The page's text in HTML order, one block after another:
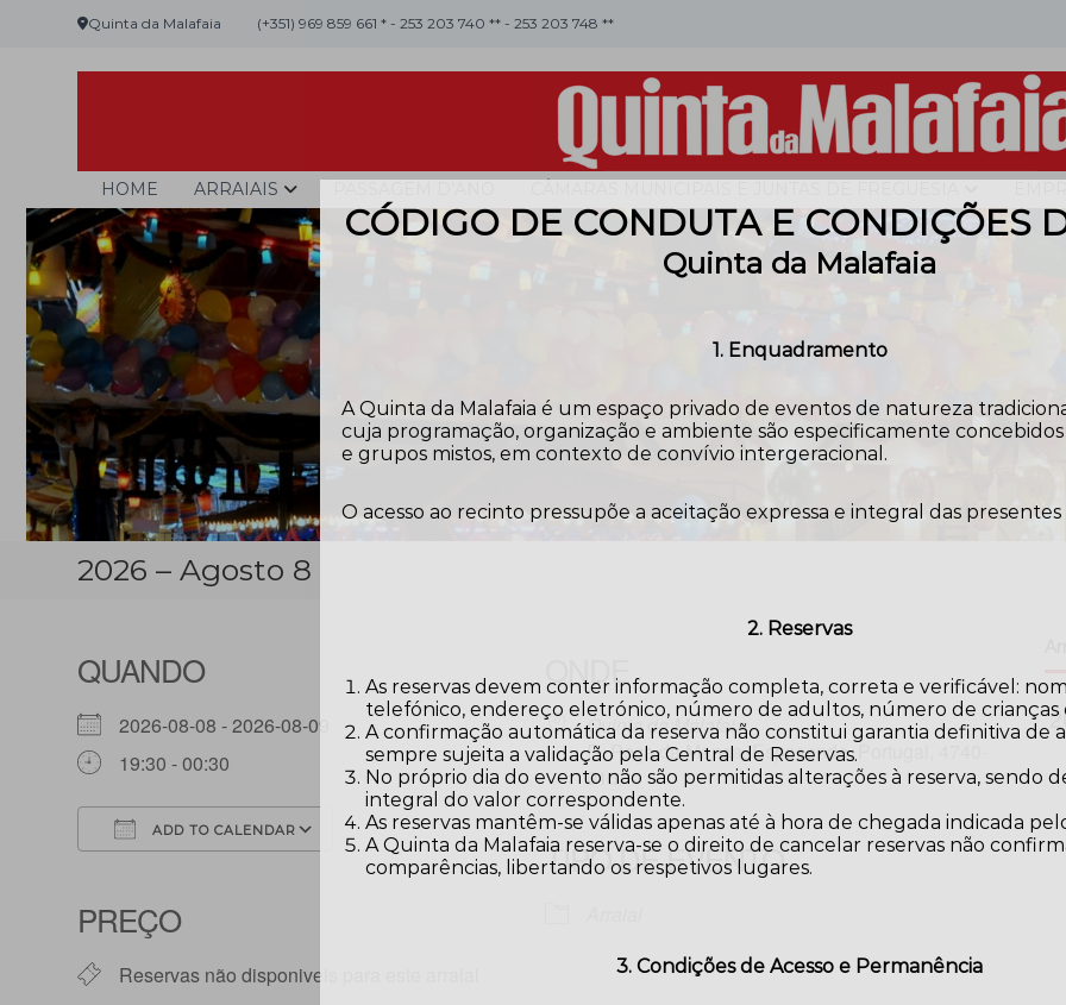
Quinta da Malafaia (+351) 969 859 661 * - 253 203 740 ** - 253 203 748 **
Malafaia
O
maior
arraial
minhoto
do
país
HOME ARRAIAIS
2026 – Agosto 8
QUANDO
2026-08-08 - 2026-08-09
19:30 - 00:30
ADD TO CALENDAR
Google Calendar iCalendar
PREÇO
Reservas não disponiveis para este arraial
ONDE
Quinta da Malafaia
R. Poça da Mansa, Esposende, Portugal, 4740-
016
TIPO DE EVENTO
CÓDIGO DE CONDUTA E CONDIÇÕES
Quinta da Malafaia
1. Enquadramento
A Quinta da Malafaia é um espaço privado de eventos de natureza
cuja programação, organização e ambiente são especificamente concebidos
e grupos mistos, em contexto de convívio intergeracional.
O acesso ao recinto pressupõe a aceitação expressa e integral das presentes
2. Reservas
As reservas devem conter informação completa, correta e verificável:
telefónico, endereço eletrónico, número de adultos, número de crianças
A confirmação automática da reserva não constitui garantia definitiva de
sempre sujeita a validação pela Central de Reservas.
No próprio dia do evento não são permitidas alterações à reserva, sendo
integral do valor correspondente.
As reservas mantêm-se válidas apenas até à hora de chegada indicada
A Quinta da Malafaia reserva-se o direito de cancelar reservas não
comparências, libertando os respetivos lugares.
3. Condições de Acesso e Permanência